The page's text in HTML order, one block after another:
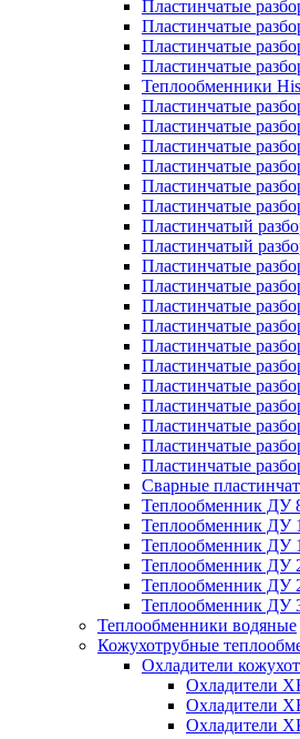
Пластинчатые
Пластинчатые
Пластинчатые
Пластинчатые
Теплообменники
Пластинчатые
Пластинчатые
Пластинчатые
Пластинчатые
Пластинчатые
Пластинчатые
Пластинчатый
Пластинчатый
Пластинчатые
Пластинчатые
Пластинчатые
Пластинчатые
Пластинчатые
Пластинчатые
Пластинчатые
Пластинчатые
Пластинчатые
Пластинчатые
Пластинчатые
Сварные
Теплообменник ДУ
Теплообменник ДУ
Теплообменник ДУ
Теплообменник ДУ
Теплообменник ДУ
Теплообменник ДУ
Теплообменники водяные
Кожухотрубные
Охладители
Охладители
Охладители
Охладители